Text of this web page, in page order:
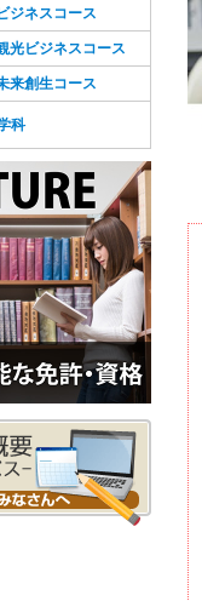
ジネスコース
光ビジネスコース
来創生コース
科